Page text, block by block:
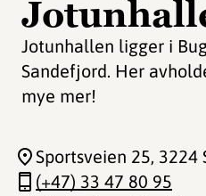
Jotunhallen ligger i
Sandefjord. Her
mye mer!
Sportsveien 25, 3224
(+47) 33 47 80 95